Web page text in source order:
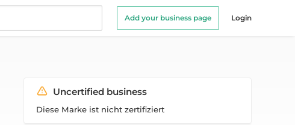
Add your business page Login
Uncertified business
Diese Marke ist nicht zertifiziert